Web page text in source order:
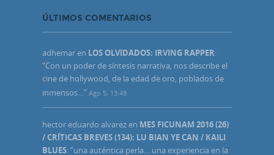
ÚLTIMOS COMENTARIOS
adhemar en LOS OLVIDADOS: IRVING RAPPER:
“Con un poder de síntesis narrativa, nos describe el
cine de hollywood, de la edad de oro, poblados de
inmensos…” Ago 5, 13:49
hector eduardo alvarez en MES FICUNAM 2016 (26)
/ CRÍTICAS BREVES (134): LU BIAN YE CAN / KAILI
BLUES: “una auténtica perla… una experiencia en la